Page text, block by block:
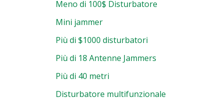
Meno di 100$ Disturbatore
Mini jammer
Più di $1000 disturbatori
Più di 18 Antenne Jammers
Più di 40 metri
Disturbatore multifunzionale